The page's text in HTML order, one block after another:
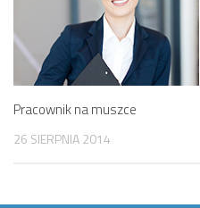
Pracownik na muszce
26 SIERPNIA 2014